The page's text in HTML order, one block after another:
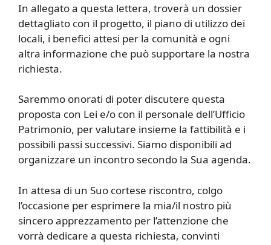
In allegato a questa lettera, troverà un dossier
dettagliato con il progetto, il piano di utilizzo dei
locali, i benefici attesi per la comunità e ogni
altra informazione che può supportare la nostra
richiesta.
Saremmo onorati di poter discutere questa
proposta con Lei e/o con il personale dell’Ufficio
Patrimonio, per valutare insieme la fattibilità e i
possibili passi successivi. Siamo disponibili ad
organizzare un incontro secondo la Sua agenda.
In attesa di un Suo cortese riscontro, colgo
l’occasione per esprimere la mia/il nostro più
sincero apprezzamento per l’attenzione che
vorrà dedicare a questa richiesta, convinti